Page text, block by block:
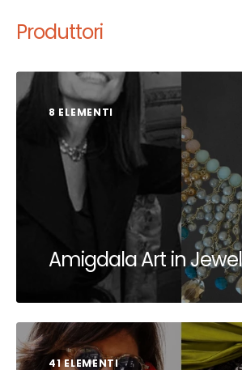
Produttori
8 ELEMENTI
Amigdala Art in
41 ELEMENTI